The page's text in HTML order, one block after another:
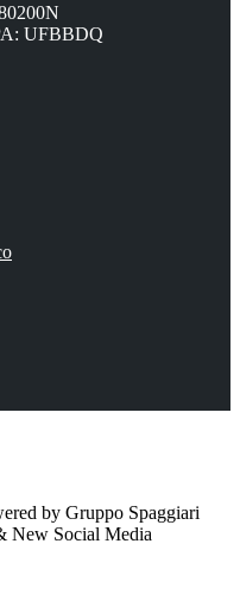
UFBBDQ
by Gruppo Spaggiari
New Social Media